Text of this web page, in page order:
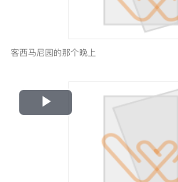
客西马尼园的那个晚上
Play
Video